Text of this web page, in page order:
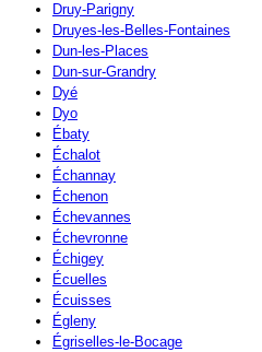
Druy-Parigny
Druyes-les-Belles-Fontaines
Dun-les-Places
Dun-sur-Grandry
Dyé
Dyo
Ébaty
Échalot
Échannay
Échenon
Échevannes
Échevronne
Échigey
Écuelles
Écuisses
Égleny
Égriselles-le-Bocage